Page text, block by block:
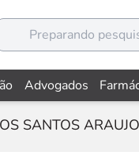
Advogados
SANTOS ARAUJO